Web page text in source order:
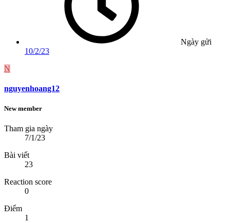
Ngày gửi
10/2/23
N
nguyenhoang12
New member
Tham gia ngày
7/1/23
Bài viết
23
Reaction score
0
Điểm
1